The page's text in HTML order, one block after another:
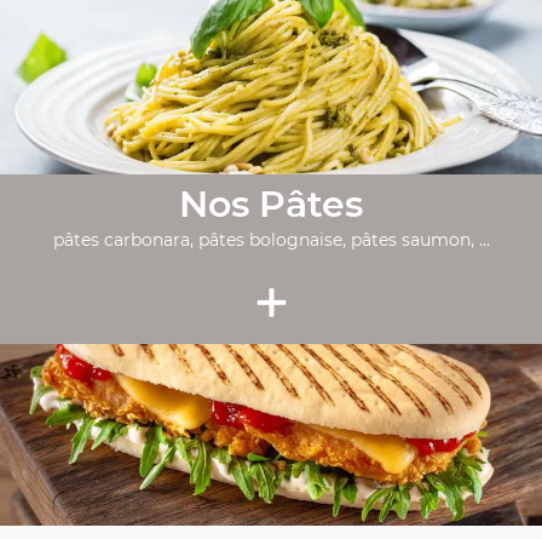
Nos Pâtes
pâtes carbonara, pâtes bolognaise, pâtes saumon, ...
+